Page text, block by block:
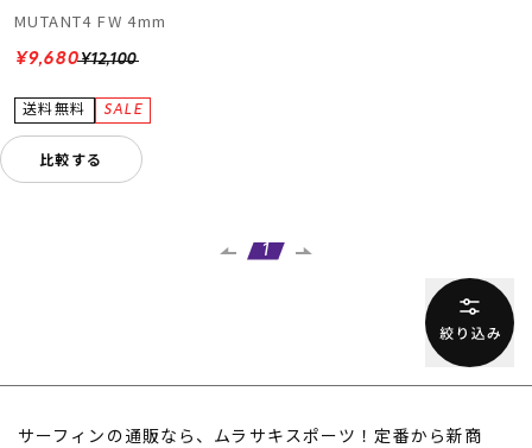
MUTANT4 FW 4mm
¥12,100
¥9,680
比較する
1
サーフィンの通販なら、ムラサキスポーツ！定番から新商